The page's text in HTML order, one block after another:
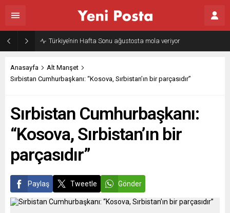
Türkiye’nin Hafta Sonu ağustosta mola veriyor
Anasayfa
Alt Manşet
Sırbistan Cumhurbaşkanı: “Kosova, Sırbistan’ın bir parçasıdır”
Sırbistan Cumhurbaşkanı:
“Kosova, Sırbistan’ın bir
parçasıdır”
Paylaş Tweetle Gönder